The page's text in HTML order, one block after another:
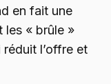
en fait une
les « brûle »
l’offre et